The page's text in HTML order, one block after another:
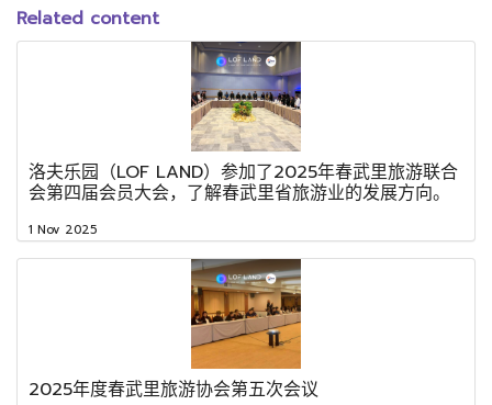
Related content
洛夫乐园（LOF LAND）参加了2025年春武里旅游联合
会第四届会员大会，了解春武里省旅游业的发展方向。
1 Nov 2025
2025年度春武里旅游协会第五次会议